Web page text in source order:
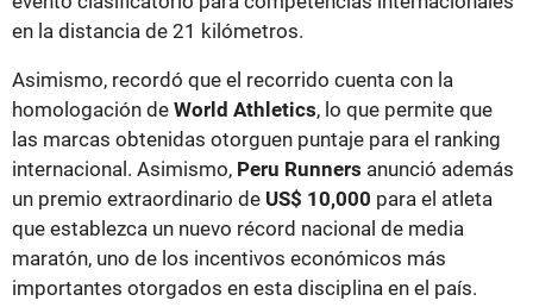
en la distancia de 21 kilómetros.
Asimismo, recordó que el recorrido cuenta con la
homologación de World Athletics, lo que permite que
las marcas obtenidas otorguen puntaje para el ranking
internacional. Asimismo, Peru Runners anunció además
un premio extraordinario de US$ 10,000 para el atleta
que establezca un nuevo récord nacional de media
maratón, uno de los incentivos económicos más
importantes otorgados en esta disciplina en el país.